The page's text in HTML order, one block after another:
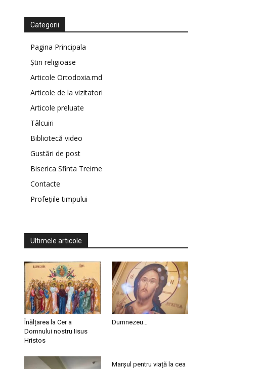
Categorii
Pagina Principala
Știri religioase
Articole Ortodoxia.md
Articole de la vizitatori
Articole preluate
Tâlcuiri
Bibliotecă video
Gustări de post
Biserica Sfinta Treime
Contacte
Profețiile timpului
Ultimele articole
Înălțarea la Cer a
Domnului nostru Iisus
Hristos
Dumnezeu…
Marșul pentru viață la cea